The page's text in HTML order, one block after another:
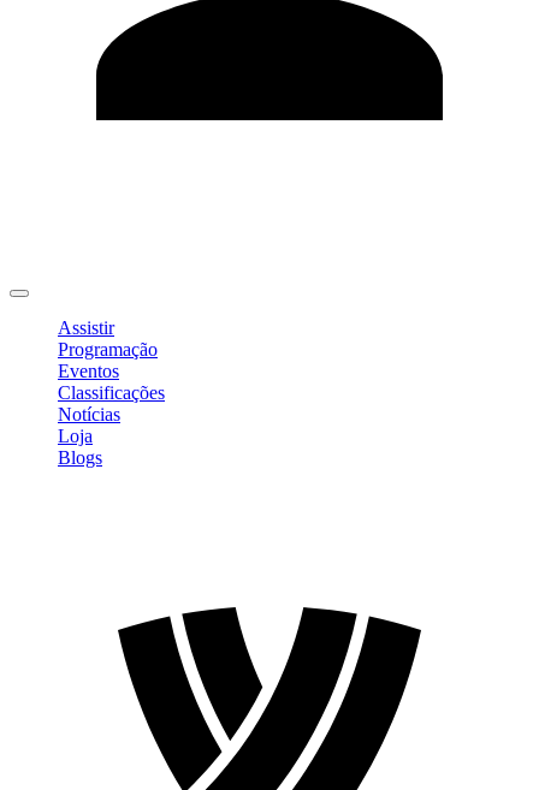
Assistir
Programação
Eventos
Classificações
Notícias
Loja
Blogs